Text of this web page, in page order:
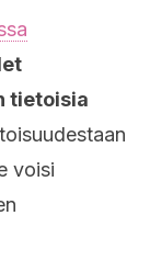
tietoisia
voisi